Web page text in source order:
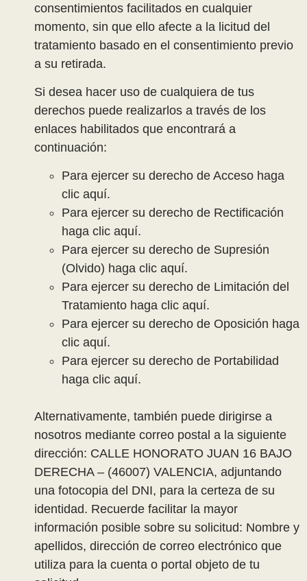
consentimientos facilitados en cualquier
momento, sin que ello afecte a la licitud del
tratamiento basado en el consentimiento previo
a su retirada.
Si desea hacer uso de cualquiera de tus
derechos puede realizarlos a través de los
enlaces habilitados que encontrará a
continuación:
Para ejercer su derecho de Acceso haga
clic aquí.
Para ejercer su derecho de Rectificación
haga clic aquí.
Para ejercer su derecho de Supresión
(Olvido) haga clic aquí.
Para ejercer su derecho de Limitación del
Tratamiento haga clic aquí.
Para ejercer su derecho de Oposición haga
clic aquí.
Para ejercer su derecho de Portabilidad
haga clic aquí.
Alternativamente, también puede dirigirse a
nosotros mediante correo postal a la siguiente
dirección: CALLE HONORATO JUAN 16 BAJO
DERECHA – (46007) VALENCIA, adjuntando
una fotocopia del DNI, para la certeza de su
identidad. Recuerde facilitar la mayor
información posible sobre su solicitud: Nombre y
apellidos, dirección de correo electrónico que
utiliza para la cuenta o portal objeto de tu